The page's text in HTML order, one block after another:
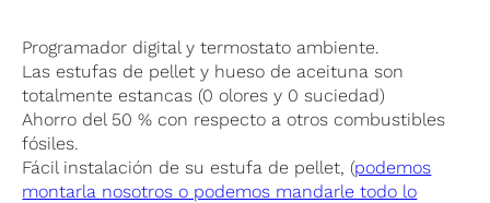
Programador digital y termostato ambiente.
Las estufas de pellet y hueso de aceituna son
totalmente estancas (0 olores y 0 suciedad)
Ahorro del 50 % con respecto a otros combustibles
fósiles.
Fácil instalación de su estufa de pellet, (podemos
montarla nosotros o podemos mandarle todo lo